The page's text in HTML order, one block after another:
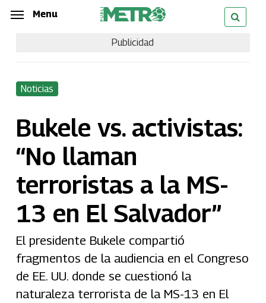
Skip
content
Menu
Publicidad
Noticias
Bukele vs. activistas:
“No llaman
terroristas a la MS-
13 en El Salvador”
El presidente Bukele compartió
fragmentos de la audiencia en el Congreso
de EE. UU. donde se cuestionó la
naturaleza terrorista de la MS-13 en El
Menu